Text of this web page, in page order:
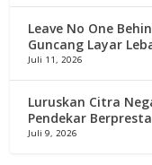
Leave No One
Guncang Layar
Juli 11, 2026
Luruskan Citra
Pendekar
Juli 9, 2026